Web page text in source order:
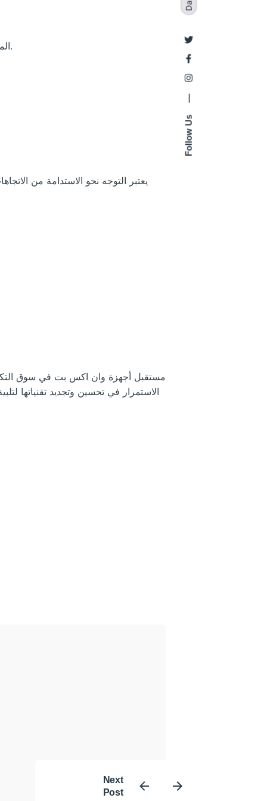
Follow Us
المنافسة الشديدة: مع وجود عدد كبير من الشركات التي تقدم خدمات مشابهة، يجب على وان اكس بت التميز.
يعتبر التوجه نحو الاستدامة من
مستقبل أجهزة وان اكس بت في سوق
الاستمرار في تحسين وتجديد تقنياتها
Next
Post